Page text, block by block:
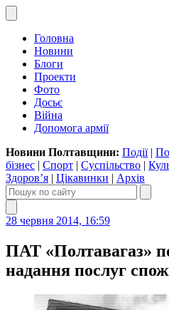
Головна
Новини
Блоги
Проекти
Фото
Досьє
Війна
Допомога армії
Новини Полтавщини: Події|
бізнес | Спорт | Суспільство |
Здоров’я | Цікавинки | Архів
28 червня 2014, 16:59
ПАТ «Полтавагаз»
надання послуг